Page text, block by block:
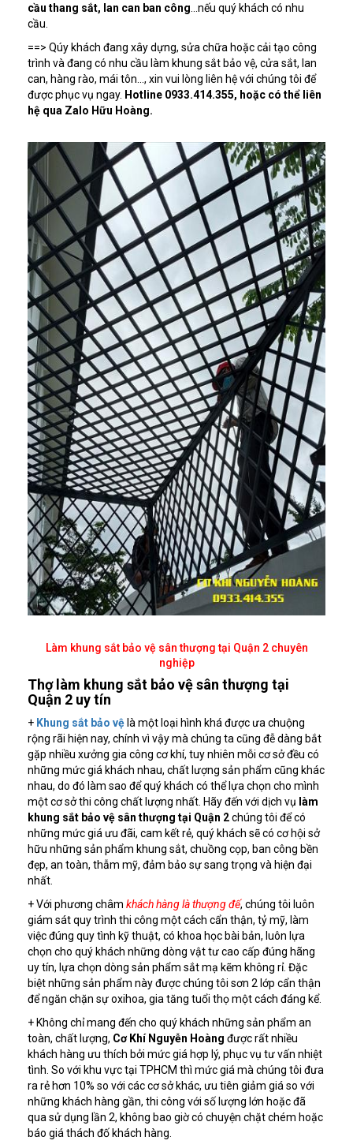
cầu thang sắt, lan can ban công ...nếu quý khách có nhu
cầu.
==> Qúy khách đang xây dựng, sửa chữa hoặc cải tạo công
trình và đang có nhu cầu làm khung sắt bảo vệ, cửa sắt, lan
can, hàng rào, mái tôn..., xin vui lòng liên hệ với chúng tôi để
được phục vụ ngay. Hotline 0933.414.355, hoặc có thể liên
hệ qua Zalo Hữu Hoàng.
Làm khung sắt bảo vệ sân thượng tại Quận 2 chuyên
nghiệp
Thợ làm khung sắt bảo vệ sân thượng tại
Quận 2 uy tín
+ Khung sắt bảo vệlà một loại hình khá được ưa chuộng
rộng rãi hiện nay, chính vì vậy mà chúng ta cũng đễ dàng bắt
gặp nhiều xưởng gia công cơ khí, tuy nhiên mỗi cơ sở đều có
những mức giá khách nhau, chất lượng sản phẩm cũng khác
nhau, do đó làm sao để quý khách có thể lựa chọn cho mình
một cơ sở thi công chất lượng nhất. Hãy đến với dịch vụ làm
khung sắt bảo vệ sân thượng tại Quận 2chúng tôi để có
những mức giá ưu đãi, cam kết rẻ, quý khách sẽ có cơ hội sở
hữu những sản phẩm khung sắt, chuồng cọp, ban công bền
đẹp, an toàn, thẫm mỹ, đảm bảo sự sang trọng và hiện đại
nhất.
+ Với phương châm khách hàng là thượng đế, chúng tôi luôn
giám sát quy trình thi công một cách cẩn thận, tỷ mỹ, làm
việc đúng quy tình kỹ thuật, có khoa học bài bản, luôn lựa
chọn cho quý khách những dòng vật tư cao cấp đúng hãng
uy tín, lựa chọn dòng sản phẩm sắt mạ kẽm không rỉ. Đặc
biệt những sản phẩm này được chúng tôi sơn 2 lớp cẩn thận
để ngăn chặn sự oxihoa, gia tăng tuổi thọ một cách đáng kể.
+ Không chỉ mang đến cho quý khách những sản phẩm an
toàn, chất lượng, Cơ Khí Nguyễn Hoàng được rất nhiều
khách hàng ưu thích bởi mức giá hợp lý, phục vụ tư vấn nhiệt
tình. So với khu vực tại TPHCM thì mức giá mà chúng tôi đưa
ra rẻ hơn 10% so với các cơ sở khác, ưu tiên giảm giá so với
những khách hàng gần, thi công với số lượng lớn hoặc đã
qua sử dụng lần 2, không bao giờ có chuyện chặt chém hoặc
báo giá thách đố khách hàng.